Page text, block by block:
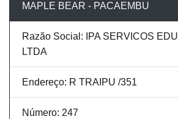
MAPLE BEAR - PACAEMBU
Razão Social: IPA SERVICOS
LTDA
Endereço: R TRAIPU /351
Número: 247